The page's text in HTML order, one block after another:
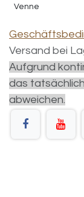
Venne
Versand bei
Aufgrund
das
abweichen.